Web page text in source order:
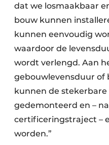
dat we losmaakbaar
bouw kunnen
kunnen eenvoudig
waardoor de
wordt verlengd. Aan
gebouwlevensduur of
kunnen de
gedemonteerd en –
certificeringstraject –
worden.”